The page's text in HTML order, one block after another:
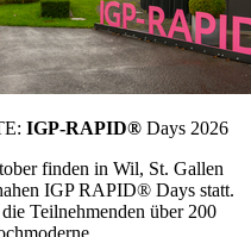
IGP-RAPID® Days 2026
finden in Wil, St. Gallen
IGP RAPID® Days statt.
Teilnehmenden über 200